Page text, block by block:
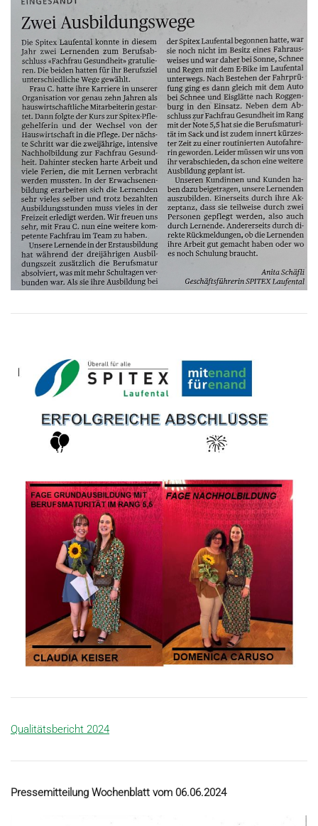
Qualitätsbericht 2024
Pressemitteilung Wochenblatt vom 06.06.2024